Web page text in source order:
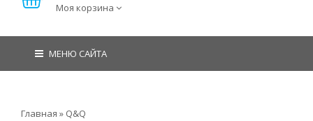
Моя корзина
МЕНЮ САЙТА
Главная » Q&Q